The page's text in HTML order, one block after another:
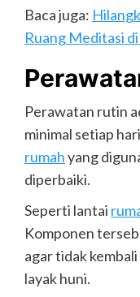
Baca juga:
Ruang Meditasi
Perawatan rutin
minimal setiap
rumahyang
diperbaiki.
Seperti lantai
Komponen
agar tidak
layak huni.